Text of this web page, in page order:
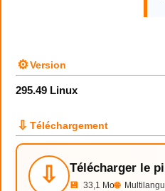
⚙Version
295.49 Linux
⇩ Téléchargement
⇩ Télécharger le
💾 33,1 Mo🌐